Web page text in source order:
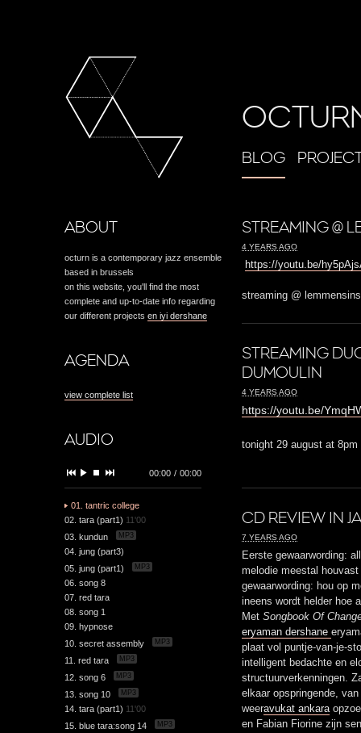
BLOG
ABOUT
octurn is a contemporary jazz ensemble
based in brussels
on this website, you'll find the most
complete and up-to-date info regarding
our different projects en iyi dershane
AGENDA
view complete list
AUDIO
00:00 / 00:00
01. tantric college
02. tara (part1) 11'00
03. kundun
MP3
04. jung (part3)
05. jung (part1)
MP3
06. song 8
07. red tara
08. song 1
09. hypnose
10. secret assembly
MP3
11. red tara MP3
12. song 6 MP3
13. song 10 MP3
14. tara (part1) 11'00
15. blue tara:song 14
MP3
STREAMING @
4 YEARS AGO
https://youtu.be/
streaming @
STREAMING
DUMOULIN
4 YEARS AGO
https://youtu.be/
tonight 29 august at 8pm
CD REVIEW IN
7 YEARS AGO
Eerste gewaarwording:
melodie meestal
gewaarwording: hou op
ineens wordt helder hoe
Met Songbook Of
eryaman dershane
plaat vol puntje-van-je-
intelligent bedachte en
structuurverkenningen.
elkaar opspringende,
weeravukat ankara
en Fabian Fiorine zijn